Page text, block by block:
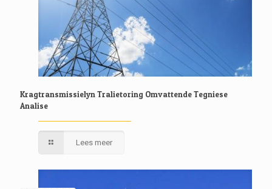
Kragtransmissielyn Tralietoring Omvattende Tegniese
Analise
Lees meer